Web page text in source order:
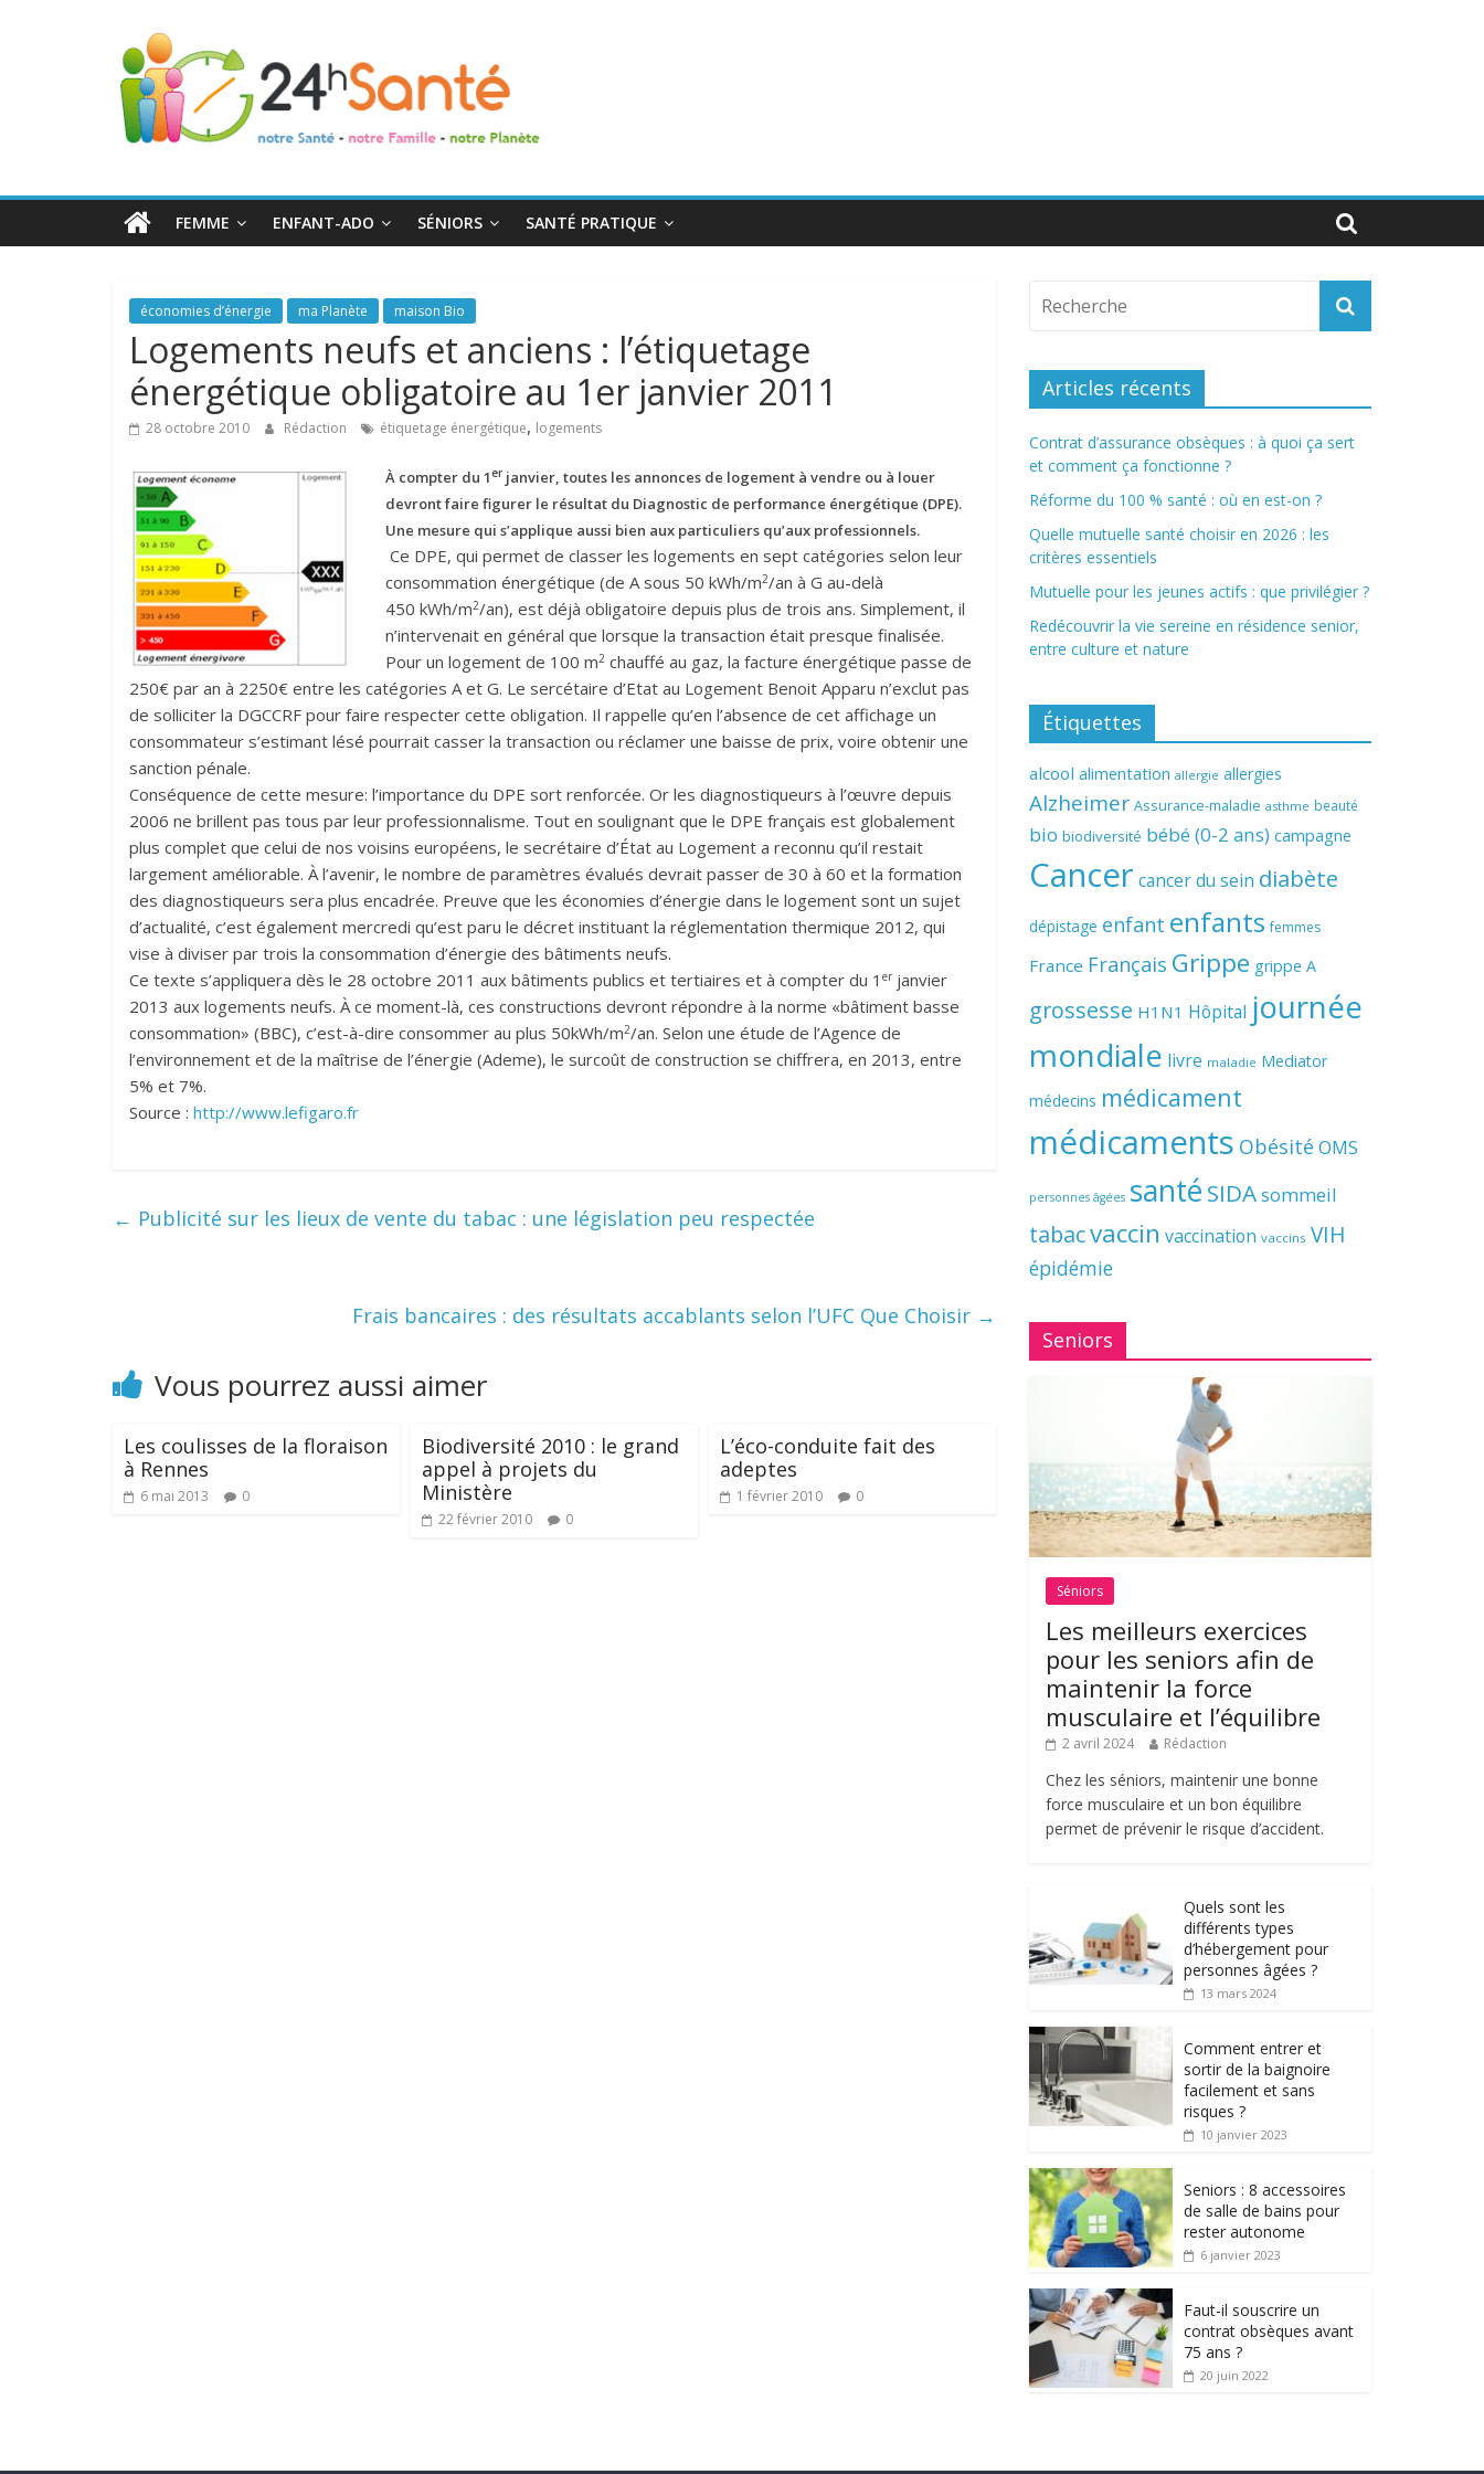
24h
Santé
toute
FEMME ENFANT-ADO SÉNIORS SANTÉ PRATIQUE
économies d’énergie ma Planète maison Bio
Logements neufs et anciens : l’étiquetage
énergétique obligatoire au 1er janvier 2011
28 octobre 2010 Rédaction étiquetage énergétique, logements
À compter du 1er janvier, toutes les annonces de logement à vendre ou à louer
devront faire figurer le résultat du Diagnostic de performance énergétique (DPE).
Une mesure qui s’applique aussi bien aux particuliers qu’aux professionnels.
Ce DPE, qui permet de classer les logements en sept catégories selon leur
consommation énergétique (de A sous 50 kWh/m2/an à G au-delà
450 kWh/m2/an), est déjà obligatoire depuis plus de trois ans. Simplement, il
n’intervenait en général que lorsque la transaction était presque finalisée.
Pour un logement de 100 m2 chauffé au gaz, la facture énergétique passe de
250€ par an à 2250€ entre les catégories A et G. Le sercétaire d’Etat au Logement Benoit Apparu n’exclut pas
de solliciter la DGCCRF pour faire respecter cette obligation. Il rappelle qu’en l’absence de cet affichage un
consommateur s’estimant lésé pourrait casser la transaction ou réclamer une baisse de prix, voire obtenir une
sanction pénale.
Conséquence de cette mesure: l’importance du DPE sort renforcée. Or les diagnostiqueurs à l’œuvre depuis
2006 ne brillent pas tous par leur professionnalisme. Tout en soulignant que le DPE français est globalement
plus complet que celui de nos voisins européens, le secrétaire d’État au Logement a reconnu qu’il restait
largement améliorable. À l’avenir, le nombre de paramètres évalués devrait passer de 30 à 60 et la formation
des diagnostiqueurs sera plus encadrée. Preuve que les économies d’énergie dans le logement sont un sujet
d’actualité, c’est également mercredi qu’est paru le décret instituant la réglementation thermique 2012, qui
vise à diviser par trois la consommation d’énergie des bâtiments neufs.
Ce texte s’appliquera dès le 28 octobre 2011 aux bâtiments publics et tertiaires et à compter du 1 er janvier
2013 aux logements neufs. À ce moment-là, ces constructions devront répondre à la norme «bâtiment basse
consommation» (BBC), c’est-à-dire consommer au plus 50kWh/m2/an. Selon une étude de l’Agence de
l’environnement et de la maîtrise de l’énergie (Ademe), le surcoût de construction se chiffrera, en 2013, entre
5% et 7%.
Source : http://www.lefigaro.fr
← Publicité sur les lieux de vente du tabac : une législation peu respectée
Frais bancaires : des résultats accablants selon l’UFC Que Choisir →
Vous pourrez aussi aimer
Les coulisses de la floraison
à Rennes
6 mai 2013 0
Biodiversité 2010 : le grand
appel à projets du
Ministère
22 février 2010 0
L’éco-conduite fait des
adeptes
1 février 2010 0
Articles récents
Contrat d’assurance obsèques : à quoi ça sert
et comment ça fonctionne ?
Réforme du 100 % santé : où en est-on ?
Quelle mutuelle santé choisir en 2026 : les
critères essentiels
Mutuelle pour les jeunes actifs : que privilégier ?
Redécouvrir la vie sereine en résidence senior,
entre culture et nature
Étiquettes
alcool alimentation allergie allergies
Alzheimer Assurance-maladie asthme beauté
bio biodiversité bébé (0-2 ans) campagne
Cancer cancer du sein diabète
dépistage enfant enfants femmes
France Français Grippe grippe A
grossesse H1N1 Hôpital journée
mondiale livre maladie Mediator
médecins médicament
médicaments Obésité OMS
personnes âgées santé SIDAsommeil
tabacvaccin vaccination vaccins VIH
épidémie
Seniors
Séniors
Les meilleurs exercices
pour les seniors afin de
maintenir la force
musculaire et l’équilibre
2 avril 2024 Rédaction
Chez les séniors, maintenir une bonne
force musculaire et un bon équilibre
permet de prévenir le risque d’accident.
Quels sont les
différents types
d’hébergement pour
personnes âgées ?
13 mars 2024
Comment entrer et
sortir de la baignoire
facilement et sans
risques ?
10 janvier 2023
Seniors : 8 accessoires
de salle de bains pour
rester autonome
6 janvier 2023
Faut-il souscrire un
contrat obsèques avant
75 ans ?
20 juin 2022